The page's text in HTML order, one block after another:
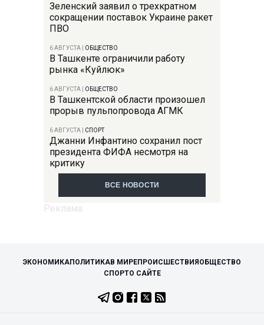
Зеленский заявил о трехкратном
сокращении поставок Украине ракет
ПВО
6 АВГУСТА ОБЩЕСТВО
В Ташкенте ограничили работу
рынка «Куйлюк»
6 АВГУСТА ОБЩЕСТВО
В Ташкентской области произошел
прорыв пульпопровода АГМК
6 АВГУСТА СПОРТ
Джанни Инфантино сохранил пост
президента ФИФА несмотря на
критику
ВСЕ НОВОСТИ
ЭКОНОМИКАПОЛИТИКАВ МИРЕПРОИСШЕСТВИЯОБЩЕСТВО
СПОРТО САЙТЕ